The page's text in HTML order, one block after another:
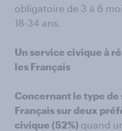
obligatoire de 3 à 6
18-34 ans.
Un service civique à
les Français
Concernant le type de
Français sur deux
civique (52%) quand